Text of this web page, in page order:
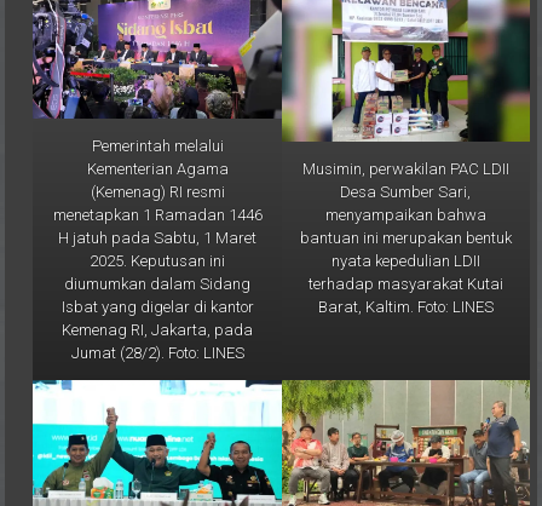
Pemerintah melalui
Kementerian Agama
(Kemenag) RI resmi
menetapkan 1 Ramadan 1446
H jatuh pada Sabtu, 1 Maret
2025. Keputusan ini
diumumkan dalam Sidang
Isbat yang digelar di kantor
Kemenag RI, Jakarta, pada
Jumat (28/2). Foto: LINES
Musimin, perwakilan PAC LDII
Desa Sumber Sari,
menyampaikan bahwa
bantuan ini merupakan bentuk
nyata kepedulian LDII
terhadap masyarakat Kutai
Barat, Kaltim. Foto: LINES